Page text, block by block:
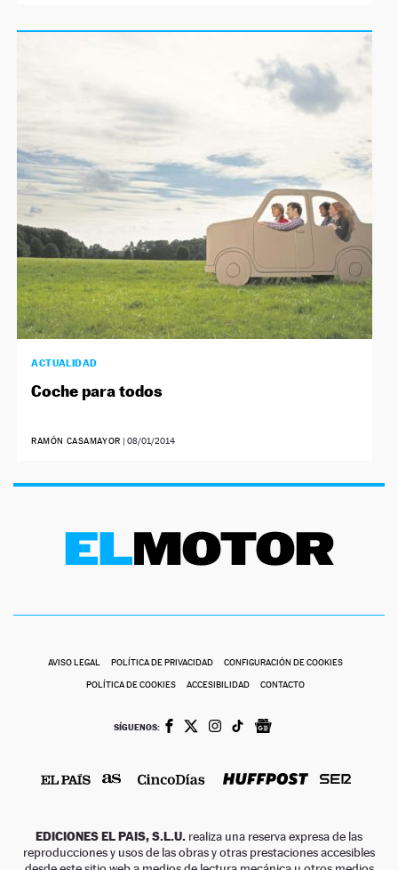
ACTUALIDAD
Coche para todos
RAMÓN CASAMAYOR | 08/01/2014
AVISO LEGAL POLÍTICA DE PRIVACIDAD CONFIGURACIÓN DE COOKIES
POLÍTICA DE COOKIES ACCESIBILIDAD CONTACTO
SÍGUENOS:
EDICIONES EL PAIS, S.L.U. realiza una reserva expresa de las
reproducciones y usos de las obras y otras prestaciones accesibles